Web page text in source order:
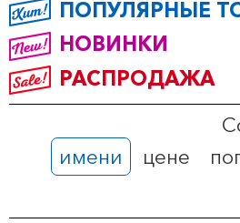
ПОПУЛЯРНЫЕ
НОВИНКИ
РАСПРОДАЖА
имени
цене